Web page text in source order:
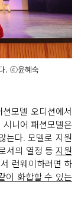
. ⓒ윤혜숙
모델 오디션에서
니어 패션모델은
는다. 모델로 지원
서의 열정 등 지원
런웨이하려면 하
이 화합할 수 있는